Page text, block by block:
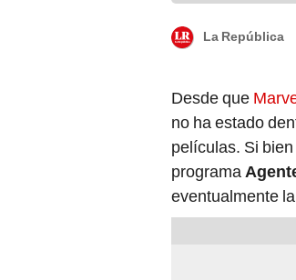
La República
Desde que
no ha estado
películas. Si
programa
eventualmente